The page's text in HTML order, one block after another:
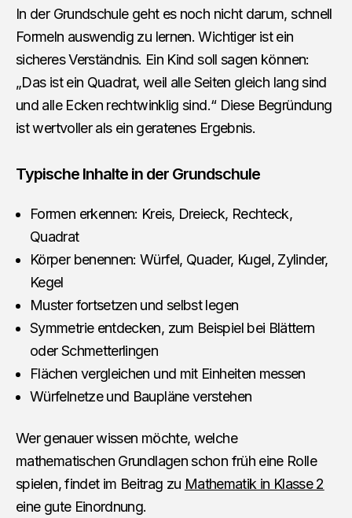
In der Grundschule geht es noch nicht darum, schnell
Formeln auswendig zu lernen. Wichtiger ist ein
sicheres Verständnis. Ein Kind soll sagen können:
„Das ist ein Quadrat, weil alle Seiten gleich lang sind
und alle Ecken rechtwinklig sind.“ Diese Begründung
ist wertvoller als ein geratenes Ergebnis.
Typische Inhalte in der Grundschule
Formen erkennen: Kreis, Dreieck, Rechteck,
Quadrat
Körper benennen: Würfel, Quader, Kugel, Zylinder,
Kegel
Muster fortsetzen und selbst legen
Symmetrie entdecken, zum Beispiel bei Blättern
oder Schmetterlingen
Flächen vergleichen und mit Einheiten messen
Würfelnetze und Baupläne verstehen
Wer genauer wissen möchte, welche
mathematischen Grundlagen schon früh eine Rolle
spielen, findet im Beitrag zu Mathematik in Klasse 2
eine gute Einordnung.